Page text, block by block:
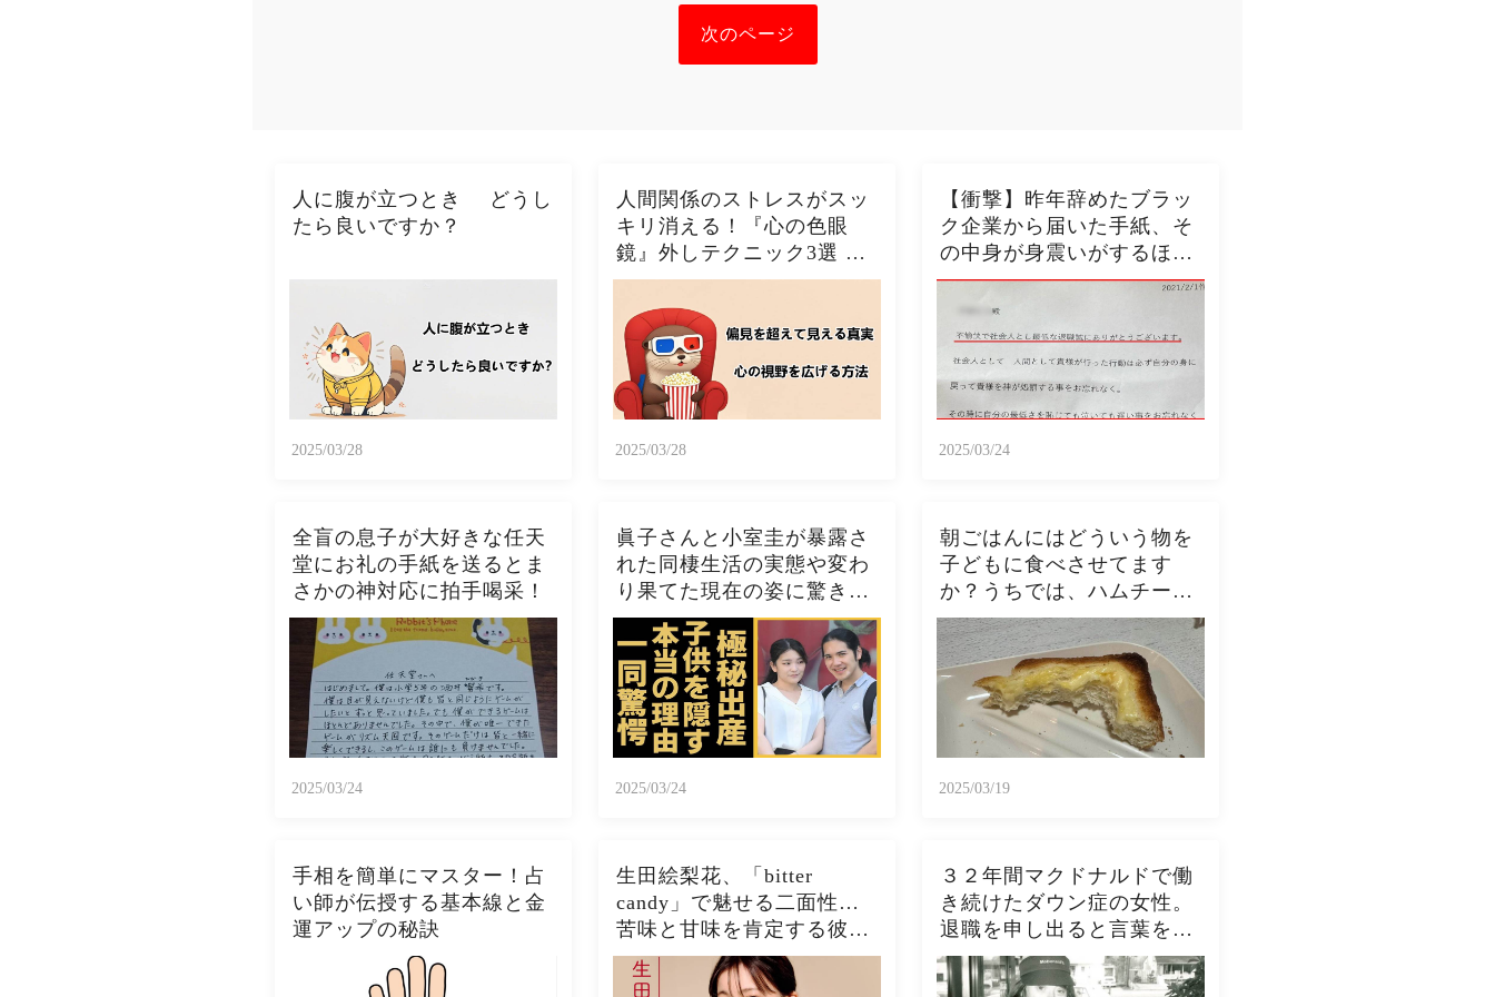
次のページ
人に腹が立つとき どうし
たら良いですか？
2025/03/28
人間関係のストレスがスッ
キリ消える！『心の色眼
鏡』外しテクニック3選 今
日から視界クリアになるた
った！！🦦✨
2025/03/28
【衝撃】昨年辞めたブラッ
ク企業から届いた手紙、そ
の中身が身震いがするほど
の酷い内容だった…...
2025/03/24
全盲の息子が大好きな任天
堂にお礼の手紙を送るとま
さかの神対応に拍手喝采！
2025/03/24
眞子さんと小室圭が暴露さ
れた同棲生活の実態や変わ
り果てた現在の姿に驚きを
隠さない...秋篠宮家の長女
がアメリカで極秘出産の真
相や暴露されたヤバいO癖
に言葉を失う...
2025/03/24
朝ごはんにはどういう物を
子どもに食べさせてます
か？うちでは、ハムチーズ
トースト、ジャムトース
ト、ピーナッツバタートー
ストをよく作ります。やっ
ぱこんなんダメよね…
2025/03/19
手相を簡単にマスター！占
い師が伝授する基本線と金
運アップの秘訣
生田絵梨花、「bitter
candy」で魅せる二面性…
苦味と甘味を肯定する彼女
の進化とは？
３２年間マクドナルドで働
き続けたダウン症の女性。
退職を申し出ると言葉を失
う展開を迎える